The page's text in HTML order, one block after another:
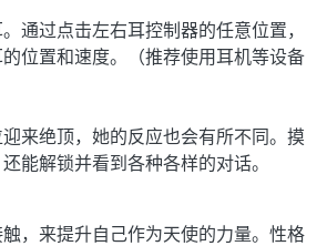
通过点击左右耳控制器的任意位置，
位置和速度。（推荐使用耳机等设备
来绝顶，她的反应也会有所不同。摸
能解锁并看到各种各样的对话。
，来提升自己作为天使的力量。性格